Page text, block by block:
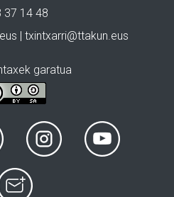
37 14 48
| txintxarri@ttakun.eus
garatua